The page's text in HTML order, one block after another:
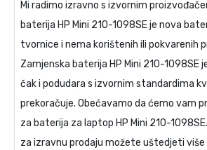
Mi radimo izravno s izvornim
baterija HP Mini 210-1098SEje nova
tvornice i nema korištenih ili pokvarenih
Zamjenska baterija HP Mini 210-1098SE
čak i podudara s izvornim standardima
prekoračuje. Obećavamo da ćemo vam
za baterija za laptop HP Mini 210-1098SE
za izravnu prodaju možete uštedjeti više